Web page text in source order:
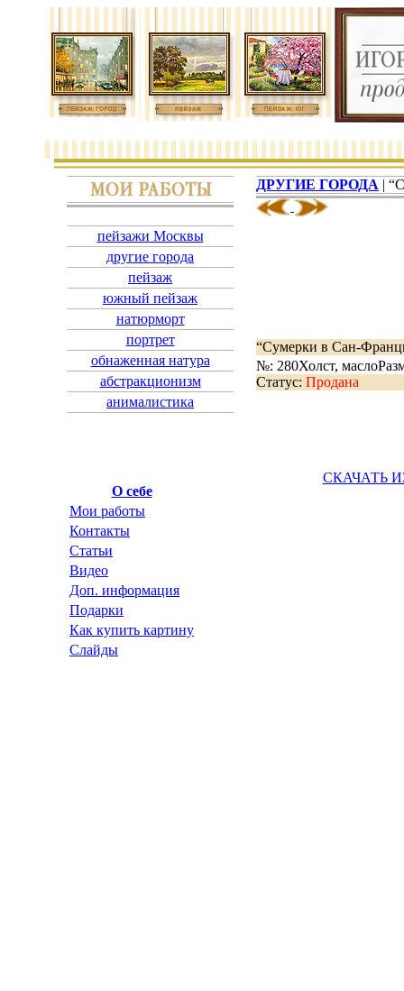
пейзажи Москвы
другие города
пейзаж
южный пейзаж
натюрморт
портрет
обнаженная натура
абстракционизм
анималистика
О себе
Мои работы
Контакты
Статьи
Видео
Доп. информация
Подарки
Как купить картину
Слайды
ДРУГИЕ ГОРОДА |
“Сумерки в Сан-
№: 280Холст, масло
Статус: Продана
СКАЧАТЬ